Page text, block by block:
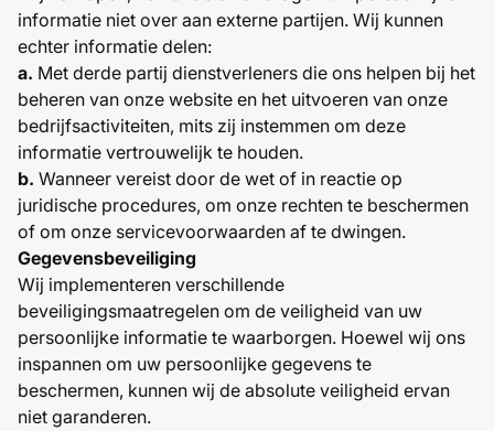
informatie niet over aan externe partijen. Wij kunnen
echter informatie delen:
a. Met derde partij dienstverleners die ons helpen bij het
beheren van onze website en het uitvoeren van onze
bedrijfsactiviteiten, mits zij instemmen om deze
informatie vertrouwelijk te houden.
b. Wanneer vereist door de wet of in reactie op
juridische procedures, om onze rechten te beschermen
of om onze servicevoorwaarden af te dwingen.
Gegevensbeveiliging
Wij implementeren verschillende
beveiligingsmaatregelen om de veiligheid van uw
persoonlijke informatie te waarborgen. Hoewel wij ons
inspannen om uw persoonlijke gegevens te
beschermen, kunnen wij de absolute veiligheid ervan
niet garanderen.